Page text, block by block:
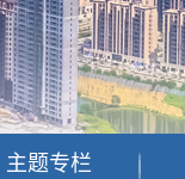
主题专栏